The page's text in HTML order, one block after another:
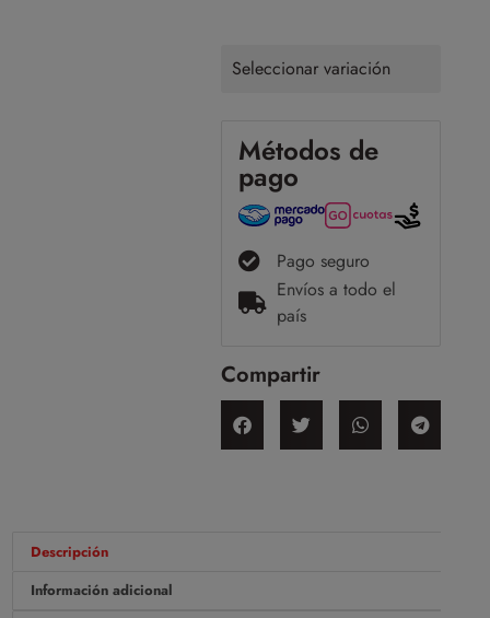
Seleccionar variación
Métodos de
pago
Pago seguro
Envíos a todo el
país
Compartir
Descripción
Información adicional